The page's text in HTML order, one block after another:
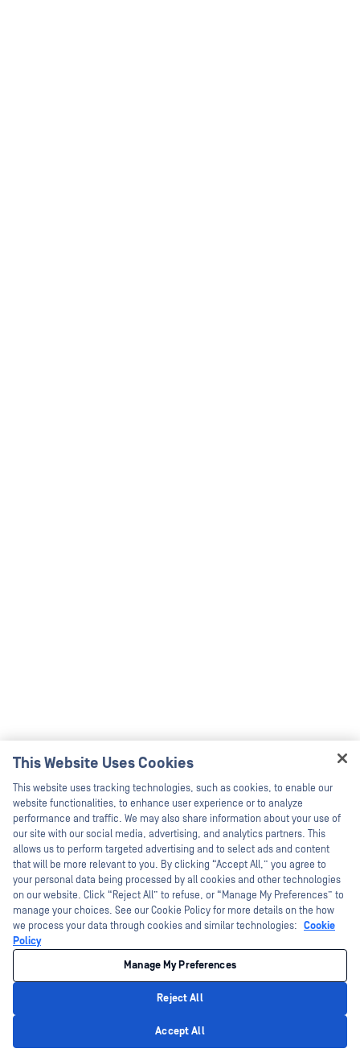
This Website Uses Cookies
This website uses tracking technologies, such as cookies, to enable our
website functionalities, to enhance user experience or to analyze
performance and traffic. We may also share information about your use of
our site with our social media, advertising, and analytics partners. This
allows us to perform targeted advertising and to select ads and content
that will be more relevant to you. By clicking “Accept All,” you agree to
your personal data being processed by all cookies and other technologies
on our website. Click “Reject All” to refuse, or “Manage My Preferences” to
manage your choices. See our Cookie Policy for more details on the how
we process your data through cookies and similar technologies: Cookie
Policy
Manage My Preferences
Reject All
Accept All
Hey there!
I'm Ozzy, your OPSWAT virtual assistant.
How can I help you secure what's critical
today?